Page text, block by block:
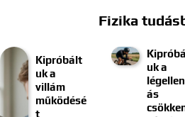
Fizika
Kipróbált
uk a
villám
működésé
t
uk a
ás